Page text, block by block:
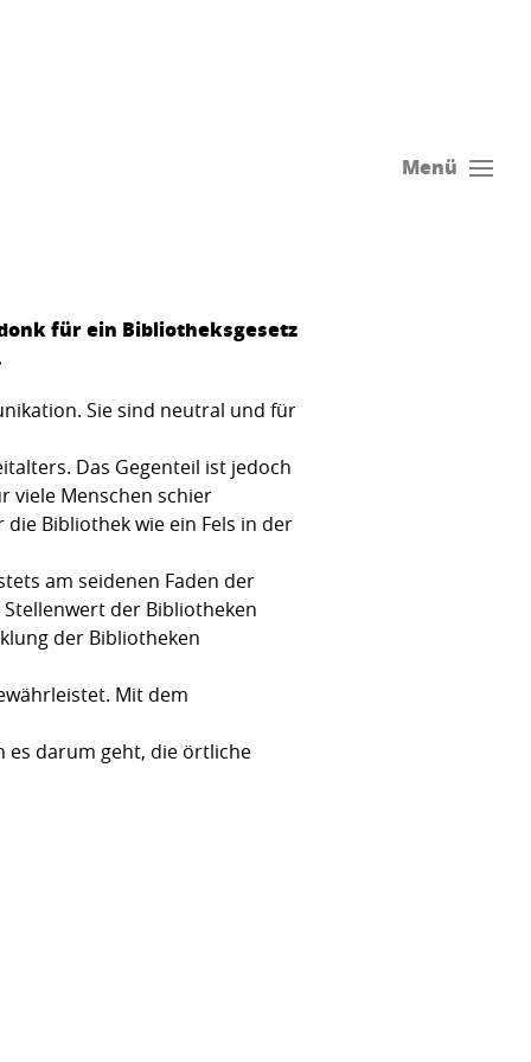
Menü
für ein Bibliotheksgesetz
Sie sind neutral und für
Das Gegenteil ist jedoch
viele Menschen schier
Bibliothek wie ein Fels in der
am seidenen Faden der
der Bibliotheken
der Bibliotheken
Mit dem
es darum geht, die örtliche